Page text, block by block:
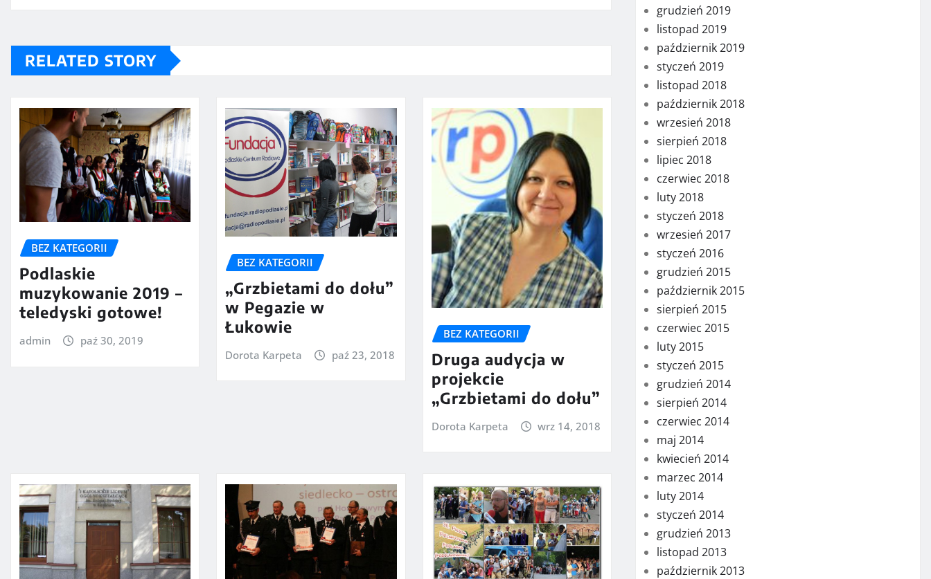
RELATED STORY
BEZ KATEGORII
Podlaskie
muzykowanie 2019 –
teledyski gotowe!
admin paź 30, 2019
BEZ KATEGORII
„Grzbietami do dołu”
w Pegazie w
Łukowie
Dorota Karpeta paź 23, 2018
BEZ KATEGORII
Druga audycja w
projekcie
„Grzbietami do dołu”
Dorota Karpeta wrz 14, 2018
grudzień 2019
listopad 2019
październik 2019
styczeń 2019
listopad 2018
październik 2018
wrzesień 2018
sierpień 2018
lipiec 2018
czerwiec 2018
luty 2018
styczeń 2018
wrzesień 2017
styczeń 2016
grudzień 2015
październik 2015
sierpień 2015
czerwiec 2015
luty 2015
styczeń 2015
grudzień 2014
sierpień 2014
czerwiec 2014
maj 2014
kwiecień 2014
marzec 2014
luty 2014
styczeń 2014
grudzień 2013
listopad 2013
październik 2013